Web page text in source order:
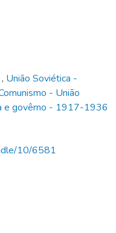
, União Soviética -
- União
e govêrno - 1917-1936
10/6581